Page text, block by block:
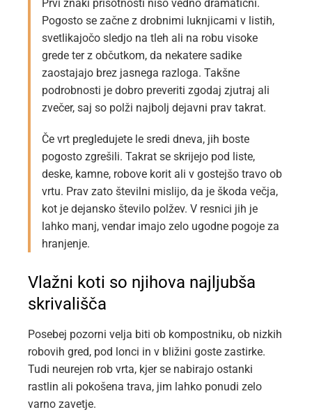
Prvi znaki prisotnosti niso vedno dramatični.
Pogosto se začne z drobnimi luknjicami v listih,
svetlikajočo sledjo na tleh ali na robu visoke
grede ter z občutkom, da nekatere sadike
zaostajajo brez jasnega razloga. Takšne
podrobnosti je dobro preveriti zgodaj zjutraj ali
zvečer, saj so polži najbolj dejavni prav takrat.
Če vrt pregledujete le sredi dneva, jih boste
pogosto zgrešili. Takrat se skrijejo pod liste,
deske, kamne, robove korit ali v gostejšo travo ob
vrtu. Prav zato številni mislijo, da je škoda večja,
kot je dejansko število polžev. V resnici jih je
lahko manj, vendar imajo zelo ugodne pogoje za
hranjenje.
Vlažni koti so njihova najljubša
skrivališča
Posebej pozorni velja biti ob kompostniku, ob nizkih
robovih gred, pod lonci in v bližini goste zastirke.
Tudi neurejen rob vrta, kjer se nabirajo ostanki
rastlin ali pokošena trava, jim lahko ponudi zelo
varno zavetje.